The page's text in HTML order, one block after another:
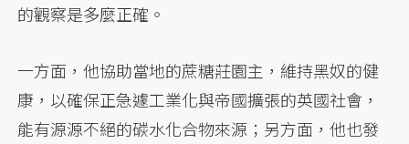
的觀察是多麼正確。
一方面，他協助當地的蔗糖莊園主，維持黑奴的健
康，以確保正急遽工業化與帝國擴張的英國社會，
能有源源不絕的碳水化合物來源；另方面，他也發